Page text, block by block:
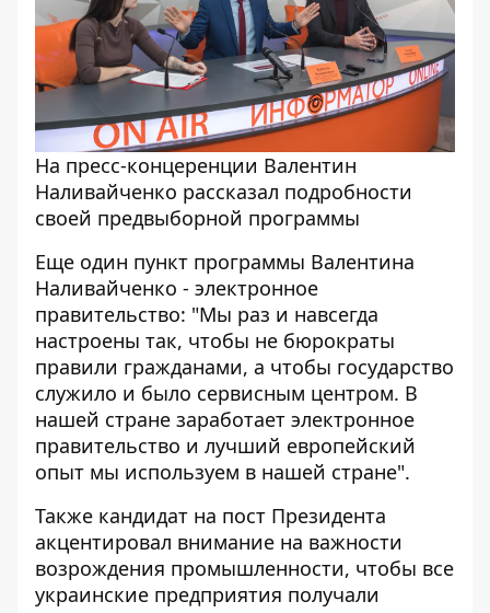
На пресс-концеренции Валентин
Наливайченко рассказал подробности
своей предвыборной программы
Еще один пункт программы Валентина
Наливайченко - электронное
правительство: "Мы раз и навсегда
настроены так, чтобы не бюрократы
правили гражданами, а чтобы государство
служило и было сервисным центром. В
нашей стране заработает электронное
правительство и лучший европейский
опыт мы используем в нашей стране".
Также кандидат на пост Президента
акцентировал внимание на важности
возрождения промышленности, чтобы все
украинские предприятия получали